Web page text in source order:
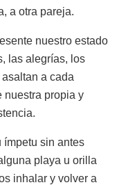
a otra pareja.
nuestro estado
las alegrías, los
a cada
nuestra propia y
ímpetu sin antes
playa u orilla
inhalar y volver a